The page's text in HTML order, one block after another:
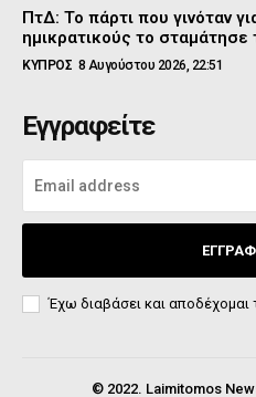
ΠτΔ: Το πάρτι που γινόταν
ημικρατικούς το
ΚΥΠΡΟΣ 8 Αυγούστου 2026, 22:51
Εγγραφείτε
Έχω διαβάσει και αποδέχομαι
© 2022. Laimitomos